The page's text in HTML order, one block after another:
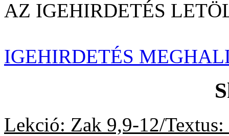
AZ IGEHIRDETÉS
IGEHIRDETÉS
Lekció: Zak 9,9-12/Textus: